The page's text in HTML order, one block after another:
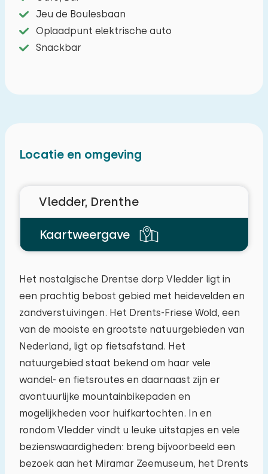
Reisgezelschap
Het maximum aantal personen toegestaan in
woningen op dit vakantiepark is 12.
U kunt
Jeu de Boulesbaan
Oplaadpunt elektrische auto
Snackbar
Locatie en omgeving
Vledder, Drenthe
Kaartweergave
Het nostalgische Drentse dorp Vledder ligt in
een prachtig bebost gebied met heidevelden en
zandverstuivingen. Het Drents-Friese Wold, een
van de mooiste en grootste natuurgebieden van
Nederland, ligt op fietsafstand. Het
natuurgebied staat bekend om haar vele
wandel- en fietsroutes en daarnaast zijn er
avontuurlijke mountainbikepaden en
mogelijkheden voor huifkartochten. In en
rondom Vledder vindt u leuke uitstapjes en vele
bezienswaardigheden: breng bijvoorbeeld een
bezoek aan het Miramar Zeemuseum, het Drents